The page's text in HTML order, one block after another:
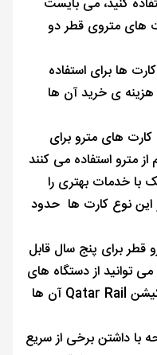
کنید، می بایست
های متروی قطر دو
ها برای استفاده
هزینه ی خرید آن ها
های مترو برای
مترو استفاده می کنند
خدمات بهتری را
این نوع کارت ها حدود
قطر برای پنج سال قابل
توانید از دستگاه های
شارژ بلیط مترو یا با استفاده از اپلیکیشن Qatar Rail آن ها
داشتن برخی از سریع